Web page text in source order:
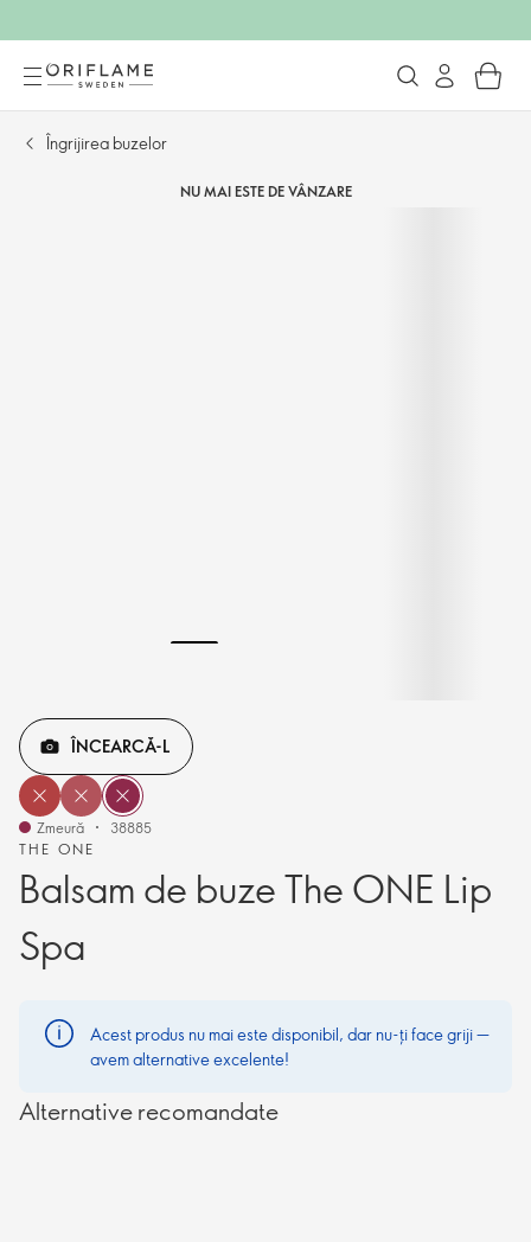
Îngrijirea buzelor
NU MAI ESTE DE VÂNZARE
THE ONE
Balsam de buze The ONE Lip
Spa
ÎNCEARCĂ-L
Zmeură 38885
Acest produs nu mai este disponibil, dar nu-ți face griji —
avem alternative excelente!
Alternative recomandate